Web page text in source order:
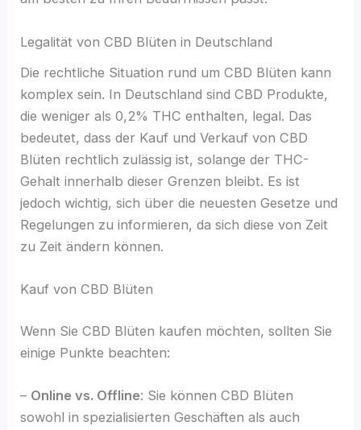
Legalität von CBD Blüten in Deutschland
Die rechtliche Situation rund um CBD Blüten kann
komplex sein. In Deutschland sind CBD Produkte,
die weniger als 0,2% THC enthalten, legal. Das
bedeutet, dass der Kauf und Verkauf von CBD
Blüten rechtlich zulässig ist, solange der THC-
Gehalt innerhalb dieser Grenzen bleibt. Es ist
jedoch wichtig, sich über die neuesten Gesetze und
Regelungen zu informieren, da sich diese von Zeit
zu Zeit ändern können.
Kauf von CBD Blüten
Wenn Sie CBD Blüten kaufen möchten, sollten Sie
einige Punkte beachten:
– Online vs. Offline: Sie können CBD Blüten
sowohl in spezialisierten Geschäften als auch